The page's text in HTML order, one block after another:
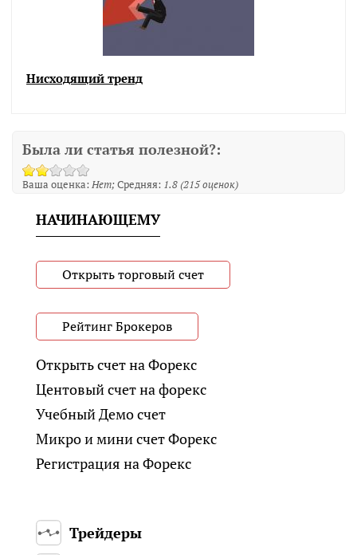
Нисходящий тренд
Была ли статья полезной?:
Ваша оценка: Нет Средняя: 1.8(215оценок)
НАЧИНАЮЩЕМУ
Открыть торговый счет
Рейтинг Брокеров
Открыть счет на Форекс
Центовый счет на форекс
Учебный Демо счет
Микро и мини счет Форекс
Регистрация на Форекс
Трейдеры